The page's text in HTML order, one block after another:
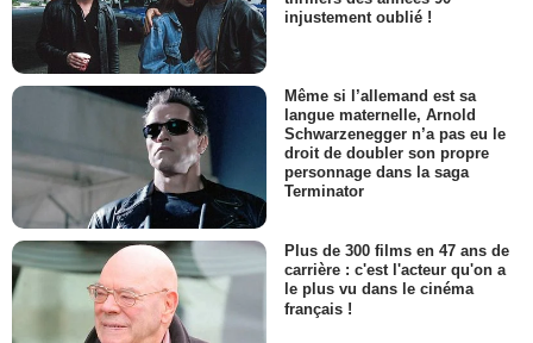
injustement oublié !
Même si l’allemand est sa
langue maternelle, Arnold
Schwarzenegger n’a pas eu le
droit de doubler son propre
personnage dans la saga
Terminator
Plus de 300 films en 47 ans de
carrière : c'est l'acteur qu'on a
le plus vu dans le cinéma
français !